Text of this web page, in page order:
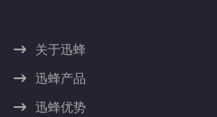
关于迅蜂
迅蜂产品
迅蜂优势